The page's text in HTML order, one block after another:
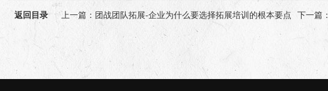
返回目录 上一篇：团战团队拓展-企业为什么要选择拓展培训的根本要点 下一篇